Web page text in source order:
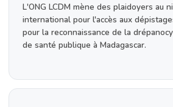
L'ONG LCDM mène des plaidoyers au
international pour l'accès aux
pour la reconnaissance de la
de santé publique à Madagascar.